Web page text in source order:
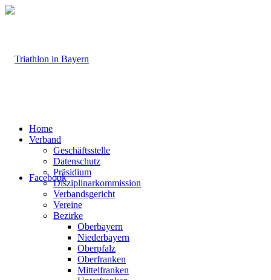
Facebook
Home
Verband
Geschäftsstelle
Datenschutz
Präsidium
Disziplinarkommission
Verbandsgericht
Vereine
Bezirke
Oberbayern
Niederbayern
Oberpfalz
Oberfranken
Mittelfranken